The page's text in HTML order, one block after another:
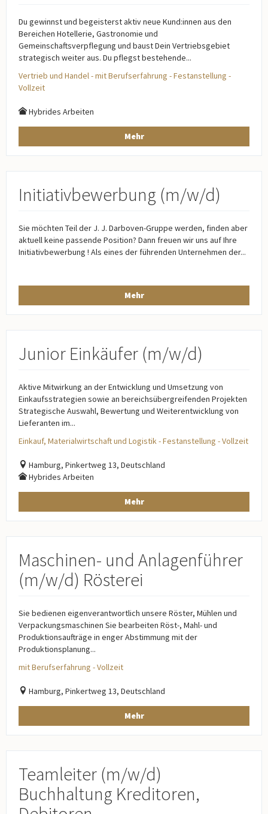
Du gewinnst und begeisterst aktiv neue Kund:innen aus den
Bereichen Hotellerie, Gastronomie und
Gemeinschaftsverpflegung und baust Dein Vertriebsgebiet
strategisch weiter aus. Du pflegst bestehende...
Vertrieb und Handel - mit Berufserfahrung - Festanstellung -
Vollzeit
Hybrides Arbeiten
Mehr
Initiativbewerbung (m/w/d)
Sie möchten Teil der J. J. Darboven-Gruppe werden, finden aber
aktuell keine passende Position? Dann freuen wir uns auf Ihre
Initiativbewerbung ! Als eines der führenden Unternehmen der...
Mehr
Junior Einkäufer (m/w/d)
Aktive Mitwirkung an der Entwicklung und Umsetzung von
Einkaufsstrategien sowie an bereichsübergreifenden Projekten
Strategische Auswahl, Bewertung und Weiterentwicklung von
Lieferanten im...
Einkauf, Materialwirtschaft und Logistik - Festanstellung - Vollzeit
Hamburg, Pinkertweg 13, Deutschland
Hybrides Arbeiten
Mehr
Maschinen- und Anlagenführer
(m/w/d) Rösterei
Sie bedienen eigenverantwortlich unsere Röster, Mühlen und
Verpackungsmaschinen Sie bearbeiten Röst-, Mahl- und
Produktionsaufträge in enger Abstimmung mit der
Produktionsplanung...
mit Berufserfahrung - Vollzeit
Hamburg, Pinkertweg 13, Deutschland
Mehr
Teamleiter (m/w/d)
Buchhaltung Kreditoren,